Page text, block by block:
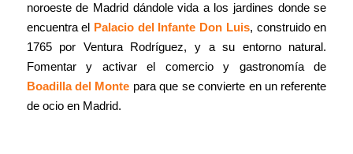
noroeste de Madrid dándole vida a los jardines donde se
encuentra el Palacio del Infante Don Luis, construido en
1765 por Ventura Rodríguez, y a su entorno natural.
Fomentar y activar el comercio y gastronomía de
Boadilla del Monte para que se convierte en un referente
de ocio en Madrid.